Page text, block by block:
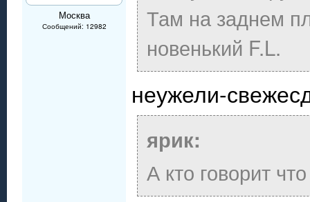
Москва
Сообщений: 12982
Там на заднем
новенький F.L.
неужели-
ярик:
А кто говорит